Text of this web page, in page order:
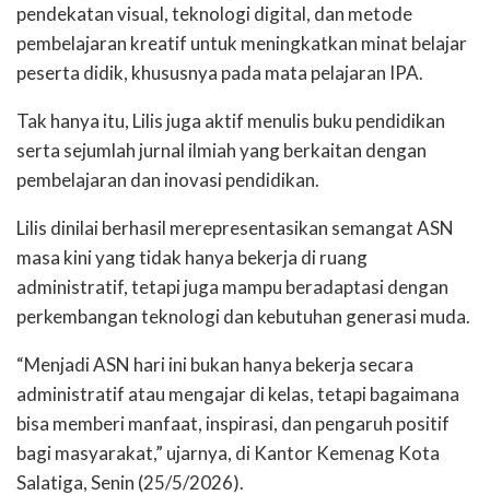
pendekatan visual, teknologi digital, dan metode
pembelajaran kreatif untuk meningkatkan minat belajar
peserta didik, khususnya pada mata pelajaran IPA.
Tak hanya itu, Lilis juga aktif menulis buku pendidikan
serta sejumlah jurnal ilmiah yang berkaitan dengan
pembelajaran dan inovasi pendidikan.
Lilis dinilai berhasil merepresentasikan semangat ASN
masa kini yang tidak hanya bekerja di ruang
administratif, tetapi juga mampu beradaptasi dengan
perkembangan teknologi dan kebutuhan generasi muda.
“Menjadi ASN hari ini bukan hanya bekerja secara
administratif atau mengajar di kelas, tetapi bagaimana
bisa memberi manfaat, inspirasi, dan pengaruh positif
bagi masyarakat,” ujarnya, di Kantor Kemenag Kota
Salatiga, Senin (25/5/2026).